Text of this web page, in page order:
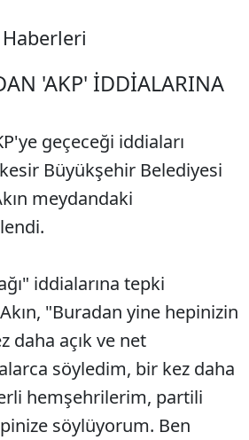
Sesi Aç
'AKP' İDDİALARINA
geçeceği iddiaları
Büyükşehir Belediyesi
meydandaki
iddialarına tepki
"Buradan yine hepinizin
daha açık ve net
söyledim, bir kez daha
hemşehrilerim, partili
söylüyorum. Ben